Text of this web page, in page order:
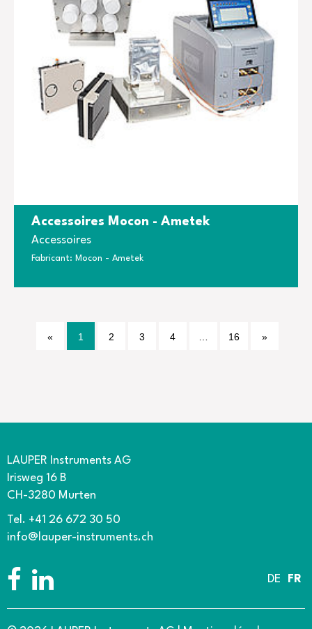
Accessoires Mocon - Ametek
Accessoires
Fabricant: Mocon - Ametek
« 1 2 3 4 … 16 »
LAUPER Instruments AG
Irisweg 16 B
CH-3280 Murten
Tel. +41 26 672 30 50
info@lauper-instruments.ch
DE FR